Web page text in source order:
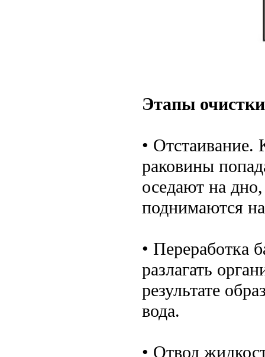
Этапы
• Отстаивание.
раковины
оседают на
поднимаются
• Переработка
разлагать
результате
вода.
• Отвод